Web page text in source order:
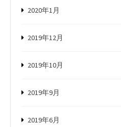
2020年1月
2019年12月
2019年10月
2019年9月
2019年6月